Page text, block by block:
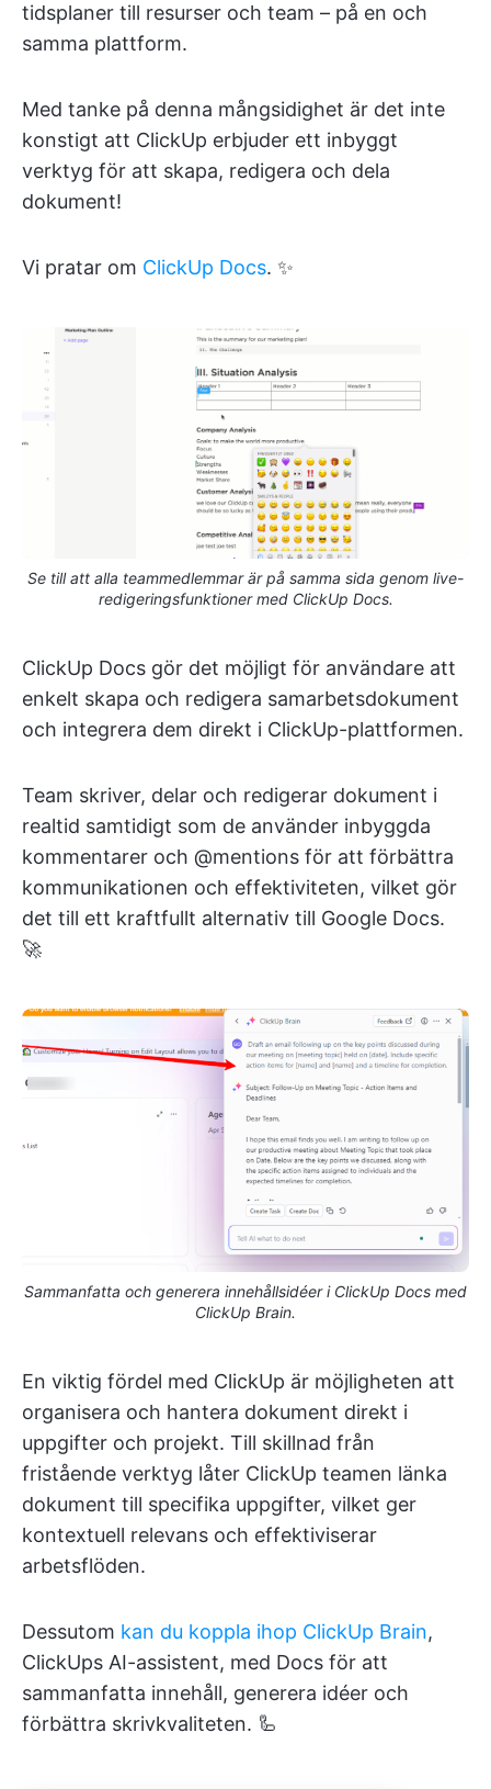
tidsplaner till resurser och team – på en och
samma plattform.
Med tanke på denna mångsidighet är det inte
konstigt att ClickUp erbjuder ett inbyggt
verktyg för att skapa, redigera och dela
dokument!
Vi pratar om ClickUp Docs. ✨
Se till att alla teammedlemmar är på samma sida genom live-
redigeringsfunktioner med ClickUp Docs.
ClickUp Docs gör det möjligt för användare att
enkelt skapa och redigera samarbetsdokument
och integrera dem direkt i ClickUp-plattformen.
Team skriver, delar och redigerar dokument i
realtid samtidigt som de använder inbyggda
kommentarer och @mentions för att förbättra
kommunikationen och effektiviteten, vilket gör
det till ett kraftfullt alternativ till Google Docs.
🚀
Sammanfatta och generera innehållsidéer i ClickUp Docs med
ClickUp Brain.
En viktig fördel med ClickUp är möjligheten att
organisera och hantera dokument direkt i
uppgifter och projekt. Till skillnad från
fristående verktyg låter ClickUp teamen länka
dokument till specifika uppgifter, vilket ger
kontextuell relevans och effektiviserar
arbetsflöden.
Dessutom kan du koppla ihop ClickUp Brain,
ClickUps AI-assistent, med Docs för att
sammanfatta innehåll, generera idéer och
förbättra skrivkvaliteten. 🦾